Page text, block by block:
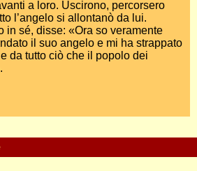
a loro. Uscirono, percorsero
l’angelo si allontanò da lui.
in sé, disse: «Ora so veramente
il suo angelo e mi ha strappato
da tutto ciò che il popolo dei